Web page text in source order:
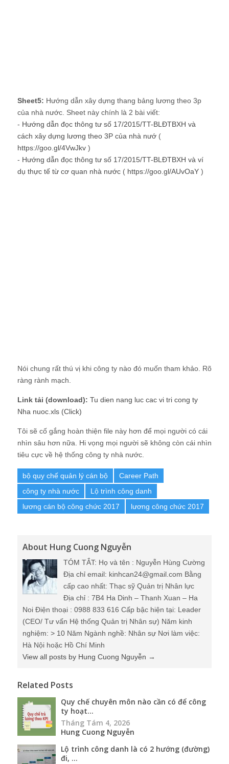
Sheet5: Hướng dẫn xây dựng thang bảng lương theo 3p
của nhà nước. Sheet này chính là 2 bài viết:
- Hướng dẫn đọc thông tư số 17/2015/TT-BLĐTBXH và
cách xây dựng lương theo 3P của nhà nướ (
https://goo.gl/4VwJkv )
- Hướng dẫn đọc thông tư số 17/2015/TT-BLĐTBXH và ví
dụ thực tế từ cơ quan nhà nước ( https://goo.gl/AUvOaY )
Nói chung rất thú vị khi công ty nào đó muốn tham khảo. Rõ
ràng rành mạch.
Link tải (download): Tu dien nang luc cac vi tri cong ty
Nha nuoc.xls (Click)
Tôi sẽ cố gắng hoàn thiện file này hơn để mọi người có cái
nhìn sâu hơn nữa. Hi vọng mọi người sẽ không còn cái nhìn
tiêu cực về hệ thống công ty nhà nước.
bộ quy chế quản lý cán bộ
Career Path
công ty nhà nước
Lộ trình công danh
lương cán bộ công chức 2017
lương công chức 2017
About Hung Cuong Nguyễn
TÓM TẮT: Họ và tên : Nguyễn Hùng Cường
Địa chỉ email: kinhcan24@gmail.com Bằng
cấp cao nhất: Thạc sỹ Quản trị Nhân lực
Địa chỉ : 7B4 Ha Dinh – Thanh Xuan – Ha
Noi Điện thoại : 0988 833 616 Cấp bậc hiện tại: Leader
(CEO/ Tư vấn Hệ thống Quản trị Nhân sự) Năm kinh
nghiệm: > 10 Năm Ngành nghề: Nhân sự Nơi làm việc:
Hà Nội hoặc Hồ Chí Minh
View all posts by Hung Cuong Nguyễn →
Related Posts
Quy chế chuyên môn nào cần có để công
ty hoạt...
Tháng Tám 4, 2026
Hung Cuong Nguyễn
Lộ trình công danh là có 2 hướng (đường)
đi, ...